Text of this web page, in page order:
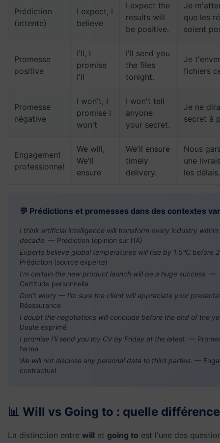
Prédiction
(attente)
I expect, I
believe
I expect the
results will
be positive.
Je
que les
soient
Promesse
positive
I'll, I
promise
I'll
I'll send you
the files
tonight.
Je
fichiers
Promesse
négative
I won't, I
promise I
won't
I won't tell
anyone
your secret.
Je ne
secret à
Engagement
professionnel
We will,
We'll
ensure
We'll ensure
timely
delivery.
Nous
une
les délais.
💬 Prédictions et promesses dans des contextes
I think artificial intelligence will transform every industry
decade. — Prédiction (opinion sur l'IA)
Experts believe global temperatures will rise by 1.5°C before
Prédiction (source experte)
I'm certain the new product launch will be a huge success. —
Certitude personnelle
Don't worry — I'm sure the client will appreciate your
Réassurance
I doubt the negotiations will conclude before the end of the
Doute exprimé
I promise I'll send you my CV by Friday at the latest. —
ferme
We will not disclose any personal data to third parties. —
contractuel
📊 Will vs Going to : quelle
La distinction entre will et going to est l'une des